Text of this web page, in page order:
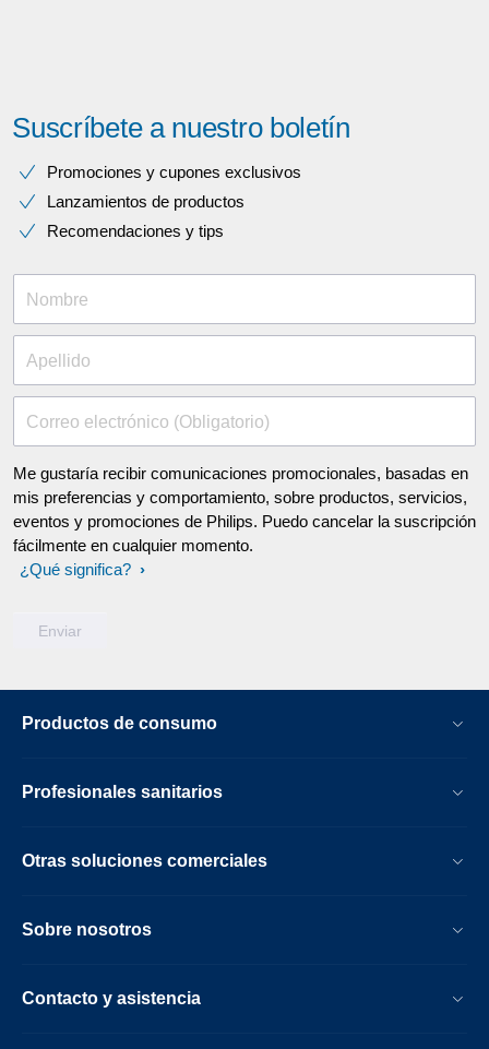
Suscríbete a nuestro boletín
Promociones y cupones exclusivos
Lanzamientos de productos
Recomendaciones y tips
Nombre
Apellido
Correo electrónico (Obligatorio)
Me gustaría recibir comunicaciones promocionales, basadas en
mis preferencias y comportamiento, sobre productos, servicios,
eventos y promociones de Philips. Puedo cancelar la suscripción
fácilmente en cualquier momento.
¿Qué significa?
Productos de consumo
Profesionales sanitarios
Otras soluciones comerciales
Sobre nosotros
Contacto y asistencia